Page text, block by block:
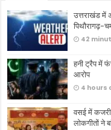
उत्तराखंड में
पिथौरागढ़-
42
हनी ट्रैप में
आरोप
4 hours
वसई में
लोकगीतों ने